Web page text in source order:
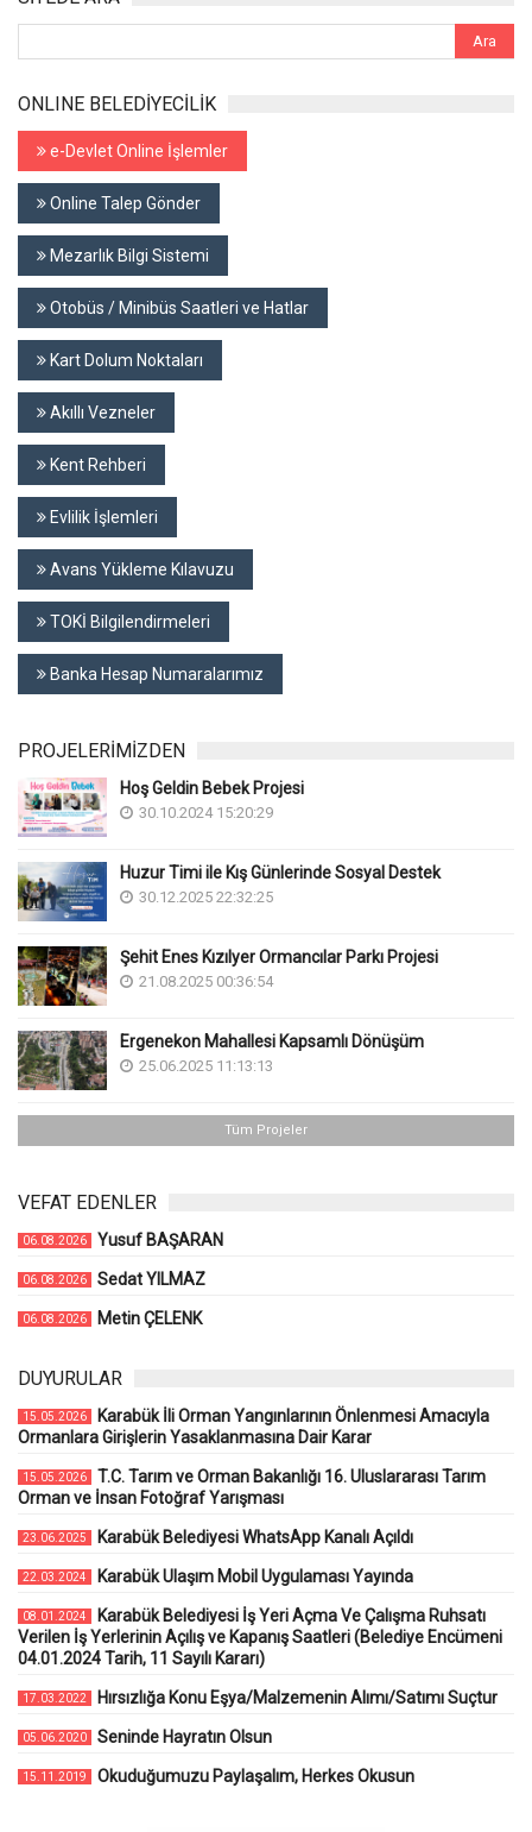
ONLINE BELEDİYECİLİK
e-Devlet Online İşlemler
Online Talep Gönder
Mezarlık Bilgi Sistemi
Otobüs / Minibüs Saatleri ve Hatlar
Kart Dolum Noktaları
Akıllı Vezneler
Kent Rehberi
Evlilik İşlemleri
Avans Yükleme Kılavuzu
TOKİ Bilgilendirmeleri
Banka Hesap Numaralarımız
PROJELERİMİZDEN
Hoş Geldin Bebek Projesi
30.10.2024 15:20:29
Huzur Timi ile Kış Günlerinde Sosyal Destek
30.12.2025 22:32:25
Şehit Enes Kızılyer Ormancılar Parkı Projesi
21.08.2025 00:36:54
Ergenekon Mahallesi Kapsamlı Dönüşüm
25.06.2025 11:13:13
Tüm Projeler
VEFAT EDENLER
06.08.2026 Yusuf BAŞARAN
06.08.2026 Sedat YILMAZ
06.08.2026 Metin ÇELENK
DUYURULAR
15.05.2026
Karabük İli Orman Yangınlarının Önlenmesi Amacıyla
Ormanlara Girişlerin Yasaklanmasına Dair Karar
15.05.2026
T.C. Tarım ve Orman Bakanlığı 16. Uluslararası Tarım
Orman ve İnsan Fotoğraf Yarışması
23.06.2025 Karabük Belediyesi WhatsApp Kanalı Açıldı
22.03.2024 Karabük Ulaşım Mobil Uygulaması Yayında
08.01.2024
Karabük Belediyesi İş Yeri Açma Ve Çalışma Ruhsatı
Verilen İş Yerlerinin Açılış ve Kapanış Saatleri (Belediye Encümeni
04.01.2024 Tarih, 11 Sayılı Kararı)
17.03.2022 Hırsızlığa Konu Eşya/Malzemenin Alımı/Satımı Suçtur
05.06.2020 Seninde Hayratın Olsun
15.11.2019 Okuduğumuzu Paylaşalım, Herkes Okusun